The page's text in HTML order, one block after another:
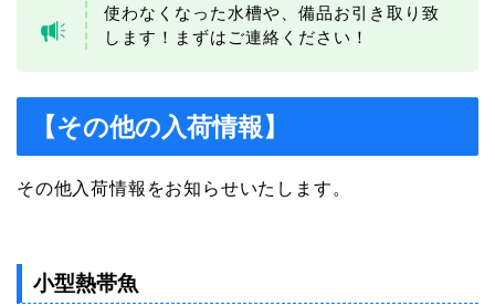
使わなくなった水槽や、備品お引き取り致
します！まずはご連絡ください！
【その他の入荷情報】
その他入荷情報をお知らせいたします。
小型熱帯魚